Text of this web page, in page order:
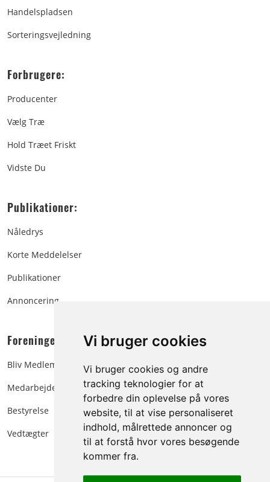
Vi bruger cookies
Vi bruger cookies og andre
tracking teknologier for at
forbedre din oplevelse på vores
website, til at vise personaliseret
indhold, målrettede annoncer og
til at forstå hvor vores besøgende
kommer fra.
Handelspladsen
Sorteringsvejledning
Forbrugere:
Producenter
Vælg Træ
Hold Træet Friskt
Vidste Du
Publikationer:
Nåledrys
Korte Meddelelser
Publikationer
Annoncering
Foreningen:
Bliv Medlem
Medarbejdere
Bestyrelse
Vedtægter